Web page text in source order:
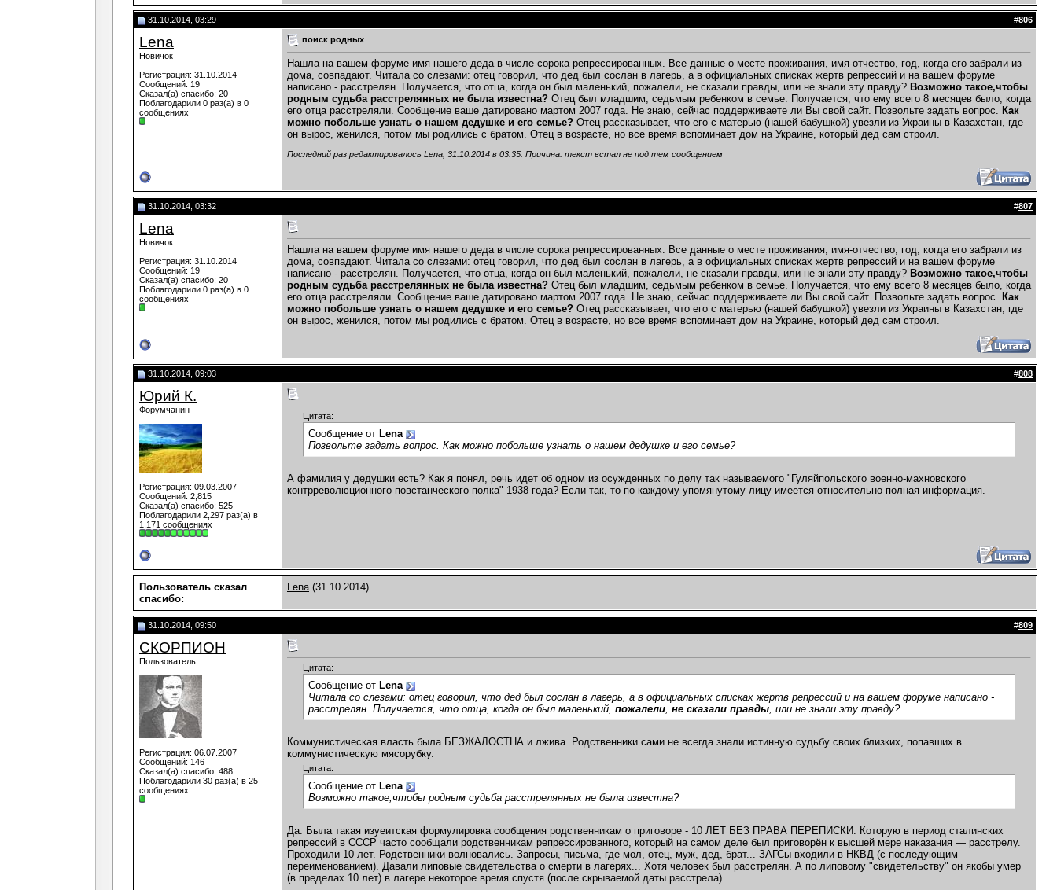
31.10.2014, 03:29 #806
Lena
Новичок
Регистрация: 31.10.2014
Сообщений: 19
Сказал(а) спасибо: 20
Поблагодарили 0 раз(а) в 0
сообщениях
поиск родных
Нашла на вашем форуме имя нашего деда в числе сорока репрессированных. Все данные о месте проживания, имя-отчество, год, когда его забрали из
дома, совпадают. Читала со слезами: отец говорил, что дед был сослан в лагерь, а в официальных списках жертв репрессий и на вашем форуме
написано - расстрелян. Получается, что отца, когда он был маленький, пожалели, не сказали правды, или не знали эту правду? Возможно такое,чтобы
родным судьба расстрелянных не была известна? Отец был младшим, седьмым ребенком в семье. Получается, что ему всего 8 месяцев было, когда
его отца расстреляли. Сообщение ваше датировано мартом 2007 года. Не знаю, сейчас поддерживаете ли Вы свой сайт. Позвольте задать вопрос. Как
можно побольше узнать о нашем дедушке и его семье? Отец рассказывает, что его с матерью (нашей бабушкой) увезли из Украины в Казахстан, где
он вырос, женился, потом мы родились с братом. Отец в возрасте, но все время вспоминает дом на Украине, который дед сам строил.
Последний раз редактировалось Lena; 31.10.2014 в 03:35 . Причина: текст встал не под тем сообщением
31.10.2014, 03:32 #807
Lena
Новичок
Регистрация: 31.10.2014
Сообщений: 19
Сказал(а) спасибо: 20
Поблагодарили 0 раз(а) в 0
сообщениях
Нашла на вашем форуме имя нашего деда в числе сорока репрессированных. Все данные о месте проживания, имя-отчество, год, когда его забрали из
дома, совпадают. Читала со слезами: отец говорил, что дед был сослан в лагерь, а в официальных списках жертв репрессий и на вашем форуме
написано - расстрелян. Получается, что отца, когда он был маленький, пожалели, не сказали правды, или не знали эту правду? Возможно такое,чтобы
родным судьба расстрелянных не была известна? Отец был младшим, седьмым ребенком в семье. Получается, что ему всего 8 месяцев было, когда
его отца расстреляли. Сообщение ваше датировано мартом 2007 года. Не знаю, сейчас поддерживаете ли Вы свой сайт. Позвольте задать вопрос. Как
можно побольше узнать о нашем дедушке и его семье? Отец рассказывает, что его с матерью (нашей бабушкой) увезли из Украины в Казахстан, где
он вырос, женился, потом мы родились с братом. Отец в возрасте, но все время вспоминает дом на Украине, который дед сам строил.
31.10.2014, 09:03 #808
Юрий К.
Форумчанин
Регистрация: 09.03.2007
Сообщений: 2,815
Сказал(а) спасибо: 525
Поблагодарили 2,297 раз(а) в
1,171 сообщениях
Цитата:
Сообщение от Lena
Позвольте задать вопрос. Как можно побольше узнать о нашем дедушке и его семье?
А фамилия у дедушки есть? Как я понял, речь идет об одном из осужденных по делу так называемого "Гуляйпольского военно-махновского
контрреволюционного повстанческого полка" 1938 года? Если так, то по каждому упомянутому лицу имеется относительно полная информация.
Пользователь сказал
cпасибо:
Lena(31.10.2014)
31.10.2014, 09:50 #809
СКОРПИОН
Пользователь
Регистрация: 06.07.2007
Сообщений: 146
Сказал(а) спасибо: 488
Поблагодарили 30 раз(а) в 25
сообщениях
Цитата:
Сообщение от Lena
Читала со слезами: отец говорил, что дед был сослан в лагерь, а в официальных списках жертв репрессий и на вашем форуме написано -
расстрелян. Получается, что отца, когда он был маленький, пожалели, не сказали правды, или не знали эту правду?
Коммунистическая власть была БЕЗЖАЛОСТНА и лжива. Родственники сами не всегда знали истинную судьбу своих близких, попавших в
коммунистическую мясорубку.
Цитата:
Сообщение от Lena
Возможно такое,чтобы родным судьба расстрелянных не была известна?
Да. Была такая изуеитская формулировка сообщения родственникам о приговоре - 10 ЛЕТ БЕЗ ПРАВА ПЕРЕПИСКИ. Которую в период сталинских
репрессий в СССР часто сообщали родственникам репрессированного, который на самом деле был приговорён к высшей мере наказания — расстрелу.
Проходили 10 лет. Родственники волновались. Запросы, письма, где мол, отец, муж, дед, брат... ЗАГСы входили в НКВД (с последующим
переименованием). Давали липовые свидетельства о смерти в лагерях... Хотя человек был расстрелян. А по липовому "свидетельству" он якобы умер
(в пределах 10 лет) в лагере некоторое время спустя (после скрываемой даты расстрела).